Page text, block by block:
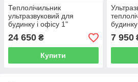
Теплолічильник
ультразвуковий для
будинку і офісу 1"
QALCOSONIC E3 25-6.0
M-BUS Axioma (Литва)
24 650 ₴
Купити
1,5
7 950